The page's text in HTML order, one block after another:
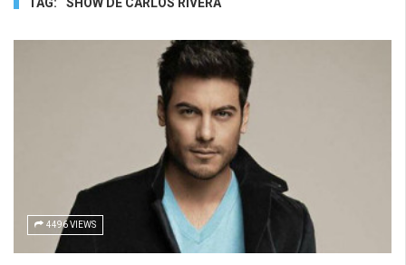
4496 VIEWS